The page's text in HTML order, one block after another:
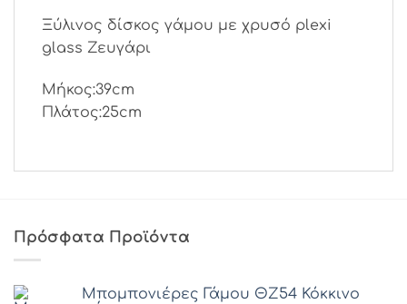
Ξύλινος δίσκος γάμου με χρυσό plexi
glass Ζευγάρι
Μήκος:39cm
Πλάτος:25cm
Πρόσφατα Προϊόντα
Μπομπονιέρες Γάμου ΘZ54 Κόκκινο